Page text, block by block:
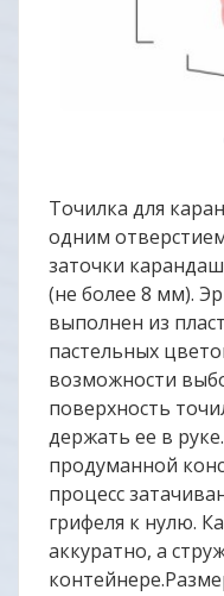
Точилка для
одним
заточки
(не более 8 мм).
выполнен из
пастельных
возможности
поверхность
держать ее в
продуманной
процесс
грифеля к нулю.
аккуратно, а